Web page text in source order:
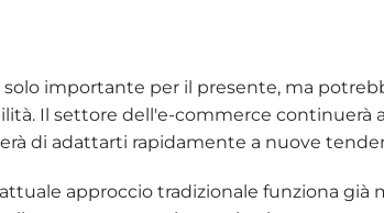
importante per il presente, ma
Il settore dell'e-commerce continuerà
di adattarti rapidamente a nuove
approccio tradizionale funziona